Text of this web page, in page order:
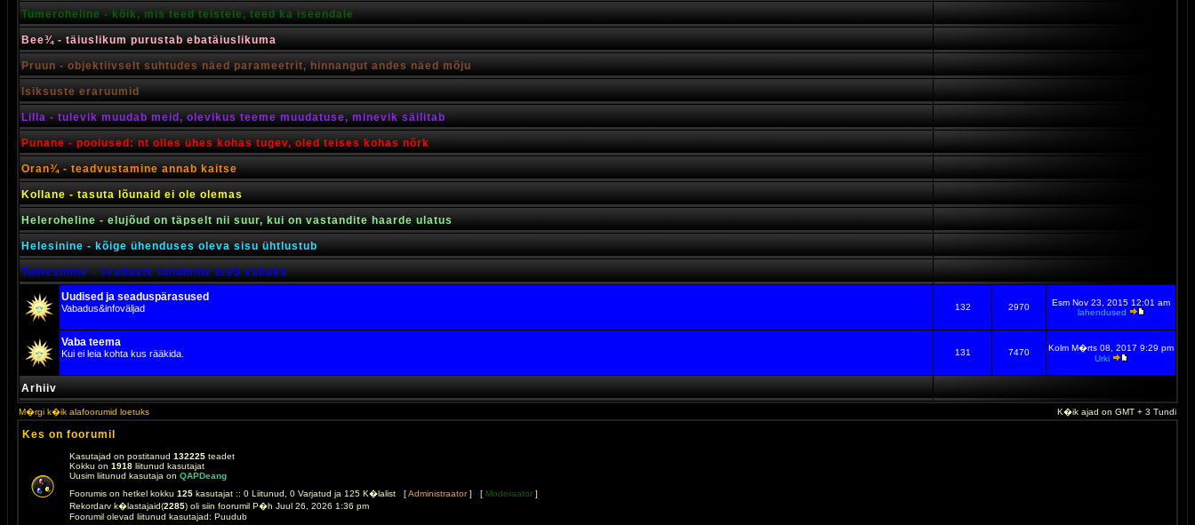
Tumeroheline - kõik, mis teed teistele, teed ka iseendale
Bee¾ - täiuslikum purustab ebatäiuslikuma
Pruun - objektiivselt suhtudes näed parameetrit, hinnangut andes näed mõju
Isiksuste eraruumid
Lilla - tulevik muudab meid, olevikus teeme muudatuse, minevik säilitab
Punane - poolused: nt olles ühes kohas tugev, oled teises kohas nõrk
Oran¾ - teadvustamine annab kaitse
Kollane - tasuta lõunaid ei ole olemas
Heleroheline - elujõud on täpselt nii suur, kui on vastandite haarde ulatus
Helesinine - kõige ühenduses oleva sisu ühtlustub
Tumesinine - seaduste tundmine teeb vabaks
Uudised ja seaduspärasused
Vabadus&infoväljad 132 2970
Esm Nov 23, 2015 12:01 am
lahendused
Vaba teema
Kui ei leia kohta kus rääkida. 131 7470
Kolm M�rts 08, 2017 9:29 pm
Urki
Arhiiv
M�rgi k�ik alafoorumid loetuks K�ik ajad on GMT + 3 Tundi
Kes on foorumil
Kasutajad on postitanud 132225 teadet
Kokku on 1918 liitunud kasutajat
Uusim liitunud kasutaja on QAPDeang
Foorumis on hetkel kokku 125 kasutajat :: 0 Liitunud, 0 Varjatud ja 125 K�lalist [Administraator] [ Moderaator ]
Rekordarv k�lastajaid(2285) oli siin foorumil P�h Juul 26, 2026 1:36 pm
Foorumil olevad liitunud kasutajad: Puudub